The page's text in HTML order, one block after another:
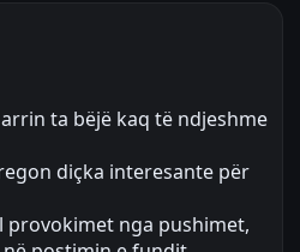
ta bëjë kaq të ndjeshme
diçka interesante për
provokimet nga pushimet,